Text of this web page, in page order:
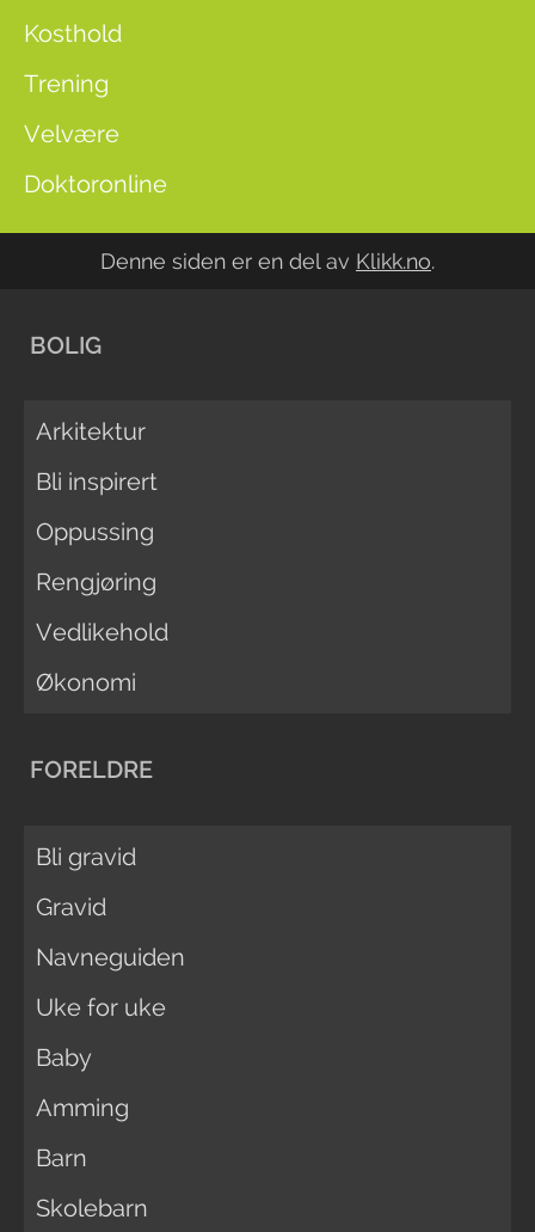
Kosthold
Trening
Velvære
Doktoronline
Denne siden er en del av Klikk.no.
BOLIG
Arkitektur
Bli inspirert
Oppussing
Rengjøring
Vedlikehold
Økonomi
FORELDRE
Bli gravid
Gravid
Navneguiden
Uke for uke
Baby
Amming
Barn
Skolebarn